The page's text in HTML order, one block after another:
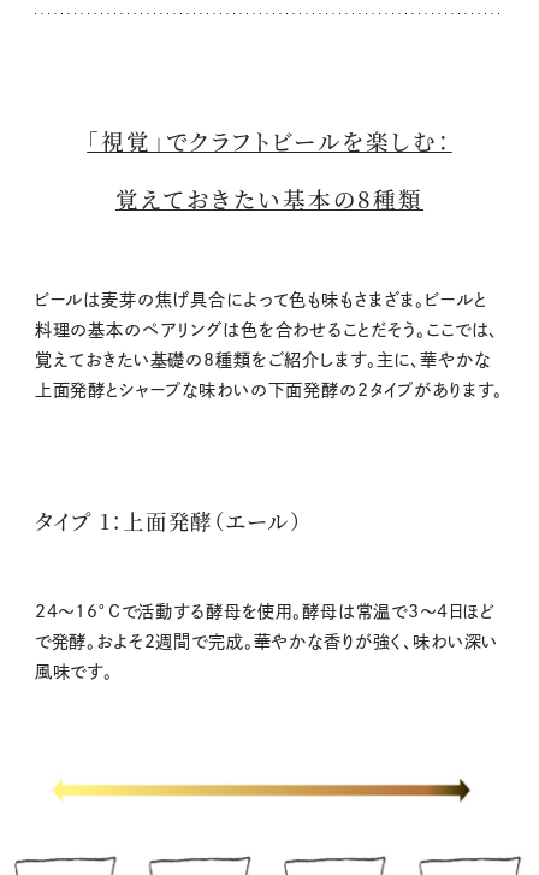
「視覚」でクラフトビールを楽しむ：
覚えておきたい基本の8種類
ビールは麦芽の焦げ具合によって色も味もさまざま。ビールと
料理の基本のペアリングは色を合わせることだそう。ここでは、
覚えておきたい基礎の8種類をご紹介します。主に、華やかな
上面発酵とシャープな味わいの下面発酵の2タイプがあります。
タイプ 1：上面発酵（エール）
24〜16°Cで活動する酵母を使用。酵母は常温で3〜4日ほど
で発酵。およそ2週間で完成。華やかな香りが強く、味わい深い
風味です。